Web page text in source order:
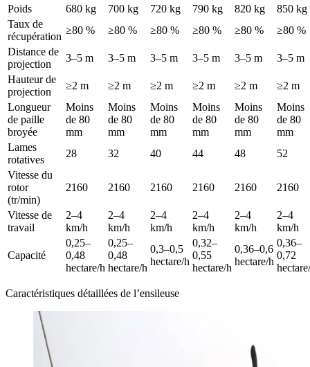
Poids
680 kg 700 kg 720 kg 790 kg 820 kg
850 kg
Taux de
récupération
≥80 % ≥80 % ≥80 % ≥80 % ≥80 %
≥80 %
Distance de
projection
3–5 m 3–5 m 3–5 m 3–5 m 3–5 m
3–5 m
Hauteur de
projection
≥2 m ≥2 m ≥2 m ≥2 m ≥2 m
≥2 m
Longueur
de paille
broyée
Moins
de 80
mm
Moins
de 80
mm
Moins
de 80
mm
Moins
de 80
mm
Moins
de 80
mm
Moins
de 80
mm
Lames
rotatives
28 32 40 44 48
52
Vitesse du
rotor
(tr/min)
2160 2160 2160 2160 2160 2160
Vitesse de
travail
2–4
km/h
2–4
km/h
2–4
km/h
2–4
km/h
2–4
km/h
2–4
km/h
Capacité
0,25–
0,48
hectare/h
0,25–
0,48
hectare/h
0,3–0,5
hectare/h
0,32–
0,55
hectare/h
0,36–0,6
hectare/h
0,36–
0,72
Caractéristiques détaillées de l’ensileuse